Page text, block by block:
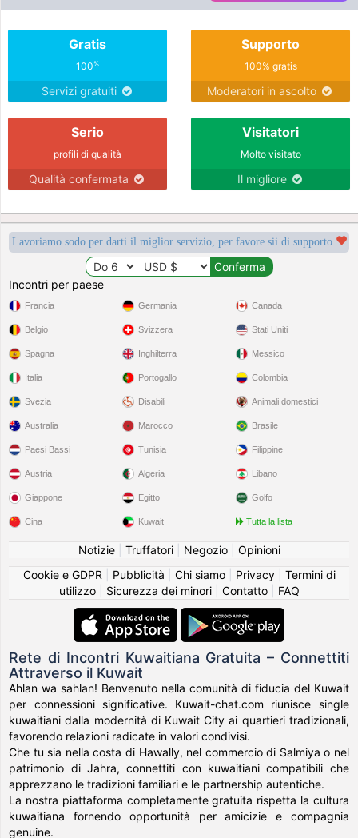
Gratis
100%
Servizi gratuiti
Supporto
100% gratis
Moderatori in ascolto
Serio
profili di qualità
Qualità confermata
Visitatori
Molto visitato
Il migliore
Lavoriamo sodo per darti il miglior servizio, per favore sii di supporto
Incontri per paese
Francia
Belgio
Spagna
Italia
Svezia
Germania
Svizzera
Inghilterra
Portogallo
Disabili
Canada
Stati Uniti
Messico
Colombia
Animali domestici
Australia
Paesi Bassi
Austria
Giappone
Cina
Marocco
Tunisia
Algeria
Egitto
Kuwait
Brasile
Filippine
Libano
Golfo
Tutta la lista
Notizie| Truffatori| Negozio| Opinioni
Cookie e GDPR
Pubblicità Chi siamo| Privacy| Termini di
utilizzo| Sicurezza dei minori| Contatto| FAQ
Rete di Incontri Kuwaitiana Gratuita – Connettiti
Attraverso il Kuwait
Ahlan wa sahlan! Benvenuto nella comunità di fiducia del Kuwait
per connessioni significative. Kuwait-chat.com riunisce single
kuwaitiani dalla modernità di Kuwait City ai quartieri tradizionali,
favorendo relazioni radicate in valori condivisi.
Che tu sia nella costa di Hawally, nel commercio di Salmiya o nel
patrimonio di Jahra, connettiti con kuwaitiani compatibili che
apprezzano le tradizioni familiari e le partnership autentiche.
La nostra piattaforma completamente gratuita rispetta la cultura
kuwaitiana fornendo opportunità per amicizie e compagnia
genuine.